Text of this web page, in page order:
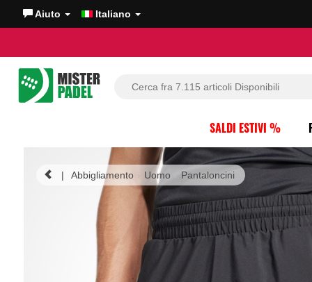
Aiuto Italiano
SALDI ESTIVI %
| Abbigliamento Uomo Pantaloncini